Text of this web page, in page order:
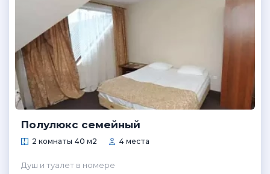
Полулюкс семейный
2 комнаты 40 м2 4 места
Душ и туалет в номере